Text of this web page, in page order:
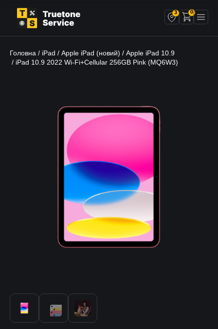
3 0
Головна / iPad / Apple iPad (новий) / Apple iPad 10.9
/ iPad 10.9 2022 Wi-Fi+Cellular 256GB Pink (MQ6W3)